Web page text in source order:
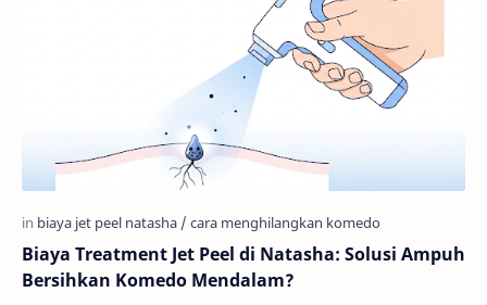
Biaya Treatment Jet Peel di Natasha: Solusi Ampuh
Bersihkan Komedo Mendalam?